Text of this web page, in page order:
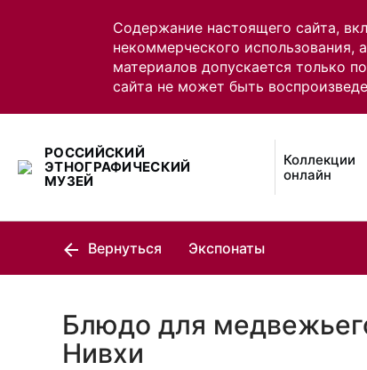
Содержание настоящего сайта,
некоммерческого использования,
материалов допускается только
сайта не может быть
РОССИЙСКИЙ
ЭТНОГРАФИЧЕСКИЙ
МУЗЕЙ
Коллекции
онлайн
Вернуться Экспонаты
Блюдо для
Нивхи